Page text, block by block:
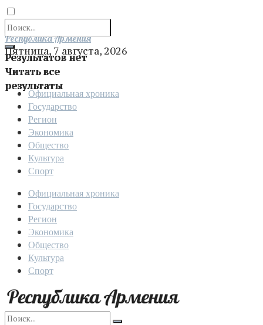
Результатов нет
Читать все
результаты
Отправить
Республика Армения
Пятница, 7 августа, 2026
Официальная хроника
Государство
Регион
Экономика
Общество
Культура
Спорт
Официальная хроника
Государство
Регион
Экономика
Общество
Культура
Спорт